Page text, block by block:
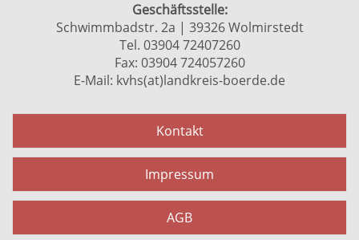
Geschäftsstelle:
Schwimmbadstr. 2a | 39326 Wolmirstedt
Tel. 03904 72407260
Fax: 03904 724057260
E-Mail: kvhs(at)landkreis-boerde.de
Kontakt
Impressum
AGB